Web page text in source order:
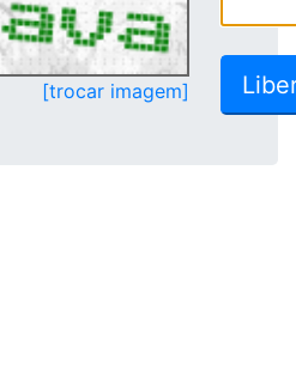
[trocar imagem]